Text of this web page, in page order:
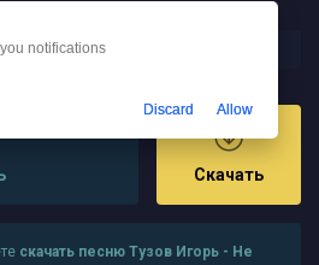
12-08 22:07:02
Скачать
скачать песню Тузов Игорь - Не
notifications
Discard Allow